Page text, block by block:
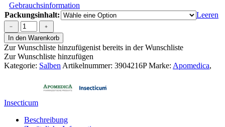
Gebrauchsinformation
Packungsinhalt:
Leeren
Insecticum®
Gel
Menge
﹣
﹢
In den Warenkorb
Zur Wunschliste hinzufügenist bereits in der Wunschliste
Zur Wunschliste hinzufügen
Kategorie: Salben Artikelnummer: 3904216P Marke: Apomedica,
Insecticum
Beschreibung